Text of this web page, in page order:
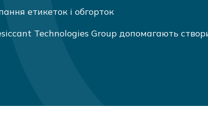
етикеток і обгорток
Technologies Group допомагають